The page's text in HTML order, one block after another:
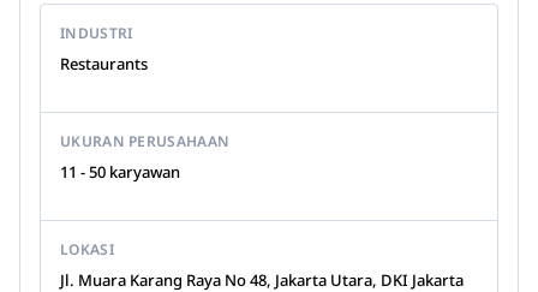
INDUSTRI
Restaurants
UKURAN PERUSAHAAN
11 - 50 karyawan
LOKASI
Jl. Muara Karang Raya No 48, Jakarta Utara, DKI Jakarta